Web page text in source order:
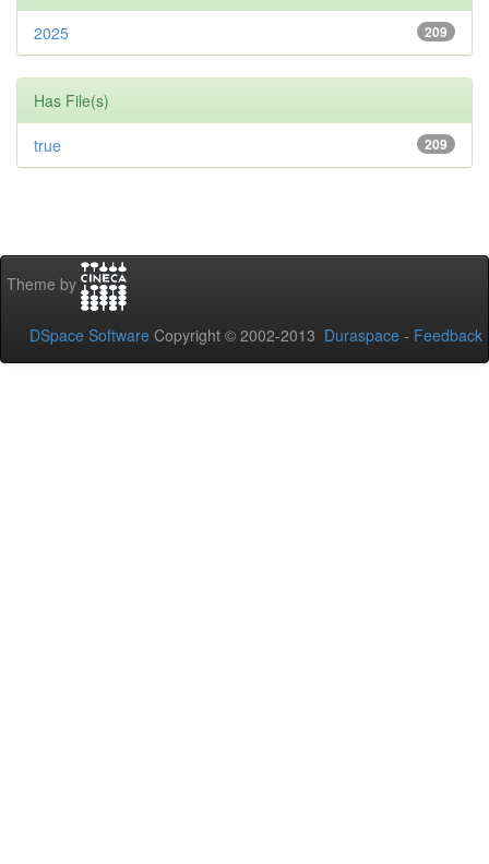
209
2025
Has File(s)
209
true
Theme by
DSpace Software Copyright © 2002-2013 Duraspace - Feedback